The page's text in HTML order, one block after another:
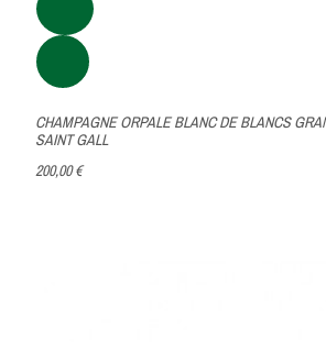
CHAMPAGNE ORPALE BLANC DE BLANCS
SAINT GALL
200,00 €